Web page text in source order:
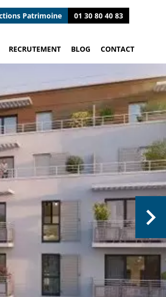
Patrimoine 01 30 80 40 83
RECRUTEMENT BLOG CONTACT